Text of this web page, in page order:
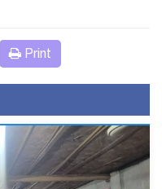
Print